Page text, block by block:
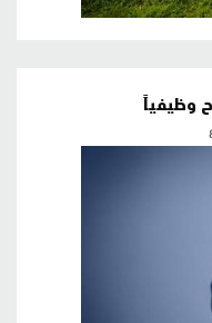
وظيفياً